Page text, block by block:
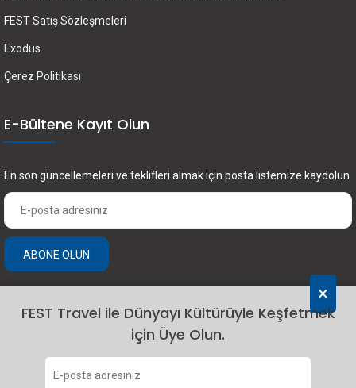
×
FEST Travel ile Dünyayı Kültürüyle Keşfetmek
için Üye Olun.
FEST Satış Sözleşmeleri
Exodus
Çerez Politikası
E-Bültene Kayıt Olun
En son güncellemeleri ve teklifleri almak için posta listemize kaydolun
ABONE OLUN
2024 Fest Travel. Tüm hakları saklıdır.